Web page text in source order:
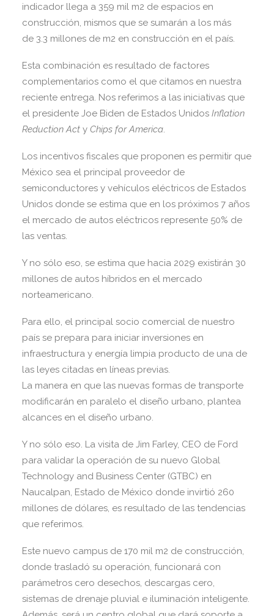
indicador llega a 359 mil m2 de espacios en
construcción, mismos que se sumarán a los más
de 3.3 millones de m2 en construcción en el país.
Esta combinación es resultado de factores
complementarios como el que citamos en nuestra
reciente entrega. Nos referimos a las iniciativas que
el presidente Joe Biden de Estados Unidos Inflation
Reduction Act y Chips for America.
Los incentivos fiscales que proponen es permitir que
México sea el principal proveedor de
semiconductores y vehículos eléctricos de Estados
Unidos donde se estima que en los próximos 7 años
el mercado de autos eléctricos represente 50% de
las ventas.
Y no sólo eso, se estima que hacia 2029 existirán 30
millones de autos híbridos en el mercado
norteamericano.
Para ello, el principal socio comercial de nuestro
país se prepara para iniciar inversiones en
infraestructura y energía limpia producto de una de
las leyes citadas en líneas previas.
La manera en que las nuevas formas de transporte
modificarán en paralelo el diseño urbano, plantea
alcances en el diseño urbano.
Y no sólo eso. La visita de Jim Farley, CEO de Ford
para validar la operación de su nuevo Global
Technology and Business Center (GTBC) en
Naucalpan, Estado de México donde invirtió 260
millones de dólares, es resultado de las tendencias
que referimos.
Este nuevo campus de 170 mil m2 de construcción,
donde trasladó su operación, funcionará con
parámetros cero desechos, descargas cero,
sistemas de drenaje pluvial e iluminación inteligente.